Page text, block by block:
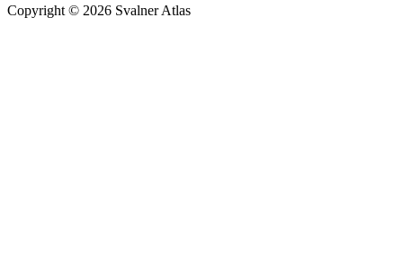
Copyright © 2026 Svalner Atlas